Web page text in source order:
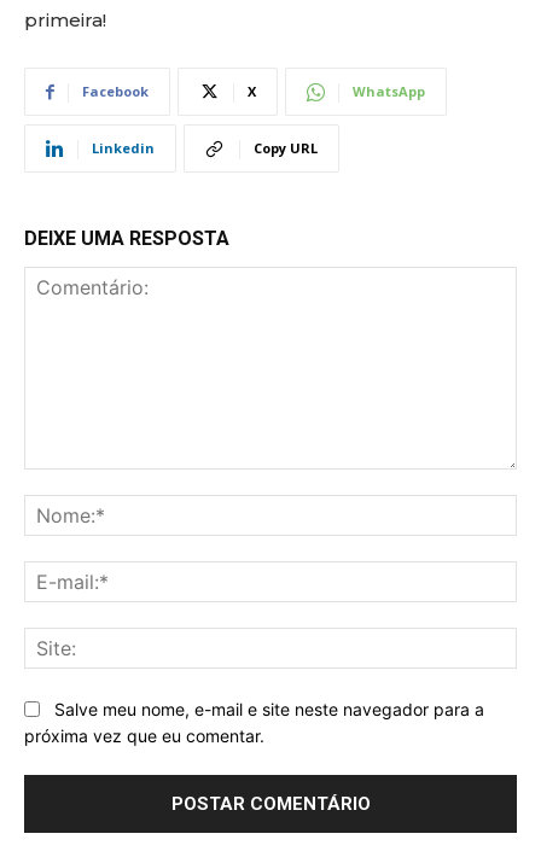
primeira!
Facebook X WhatsApp
Linkedin Copy URL
DEIXE UMA RESPOSTA
Salve meu nome, e-mail e site neste navegador para a
próxima vez que eu comentar.